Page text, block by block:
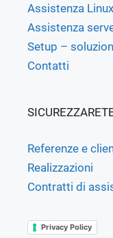
Assistenza Linux
Assistenza
Setup –
Contatti
Referenze e
Realizzazioni
Contratti di
Privacy Policy